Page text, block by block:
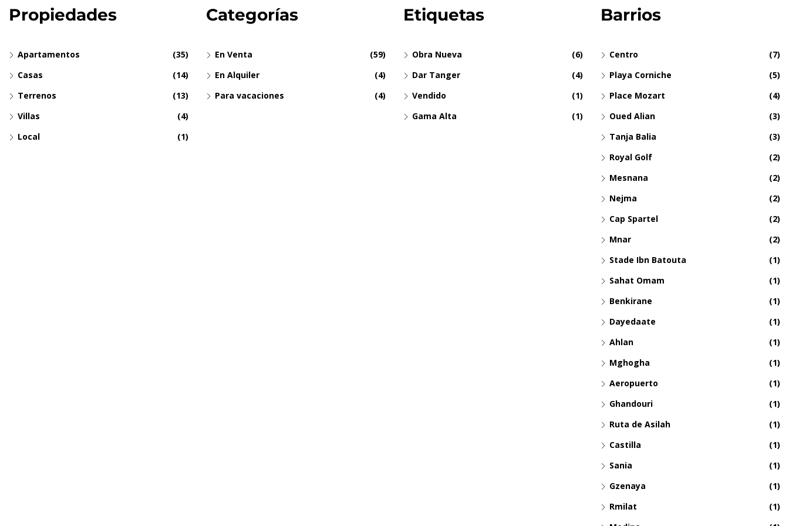
Propiedades
Apartamentos
(35)
Casas
(14)
Terrenos
(13)
Villas
(4)
Local
(1)
Categorías
En Venta
(59)
En Alquiler
(4)
Para vacaciones
(4)
Etiquetas
Obra Nueva
(6)
Dar Tanger
(4)
Vendido
(1)
Gama Alta
(1)
Barrios
Centro
(7)
Playa Corniche
(5)
Place Mozart
(4)
Oued Alian
(3)
Tanja Balia
(3)
Royal Golf
(2)
Mesnana
(2)
Nejma
(2)
Cap Spartel
(2)
Mnar
(2)
Stade Ibn Batouta
(1)
Sahat Omam
(1)
Benkirane
(1)
Dayedaate
(1)
Ahlan
(1)
Mghogha
(1)
Aeropuerto
(1)
Ghandouri
(1)
Ruta de Asilah
(1)
Castilla
(1)
Sania
(1)
Gzenaya
(1)
Rmilat
(1)